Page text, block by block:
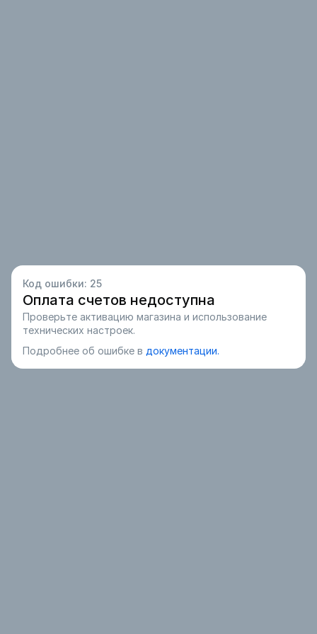
Код ошибки: 25
Оплата счетов недоступна
Проверьте активацию магазина и использование
технических настроек.
Подробнее об ошибке в документации.